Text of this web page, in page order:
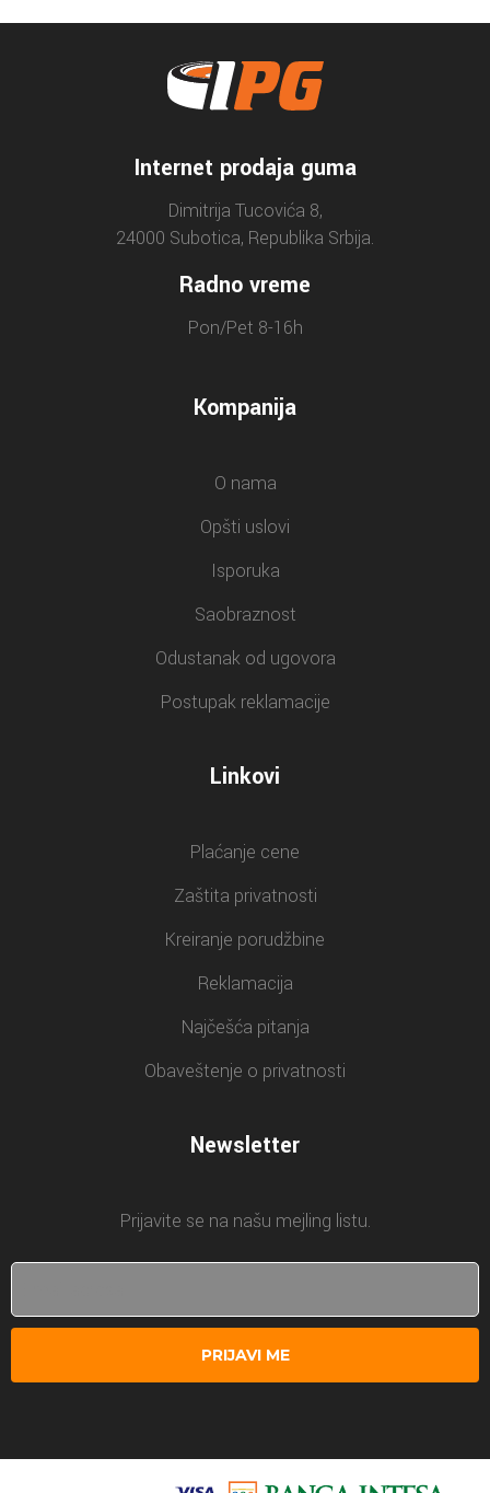
Internet prodaja guma
Dimitrija Tucovića 8,
24000 Subotica, Republika Srbija.
Radno vreme
Pon/Pet 8-16h
Kompanija
O nama
Opšti uslovi
Isporuka
Saobraznost
Odustanak od ugovora
Postupak reklamacije
Linkovi
Plaćanje cene
Zaštita privatnosti
Kreiranje porudžbine
Reklamacija
Najčešća pitanja
Obaveštenje o privatnosti
Newsletter
Prijavite se na našu mejling listu.
PRIJAVI ME